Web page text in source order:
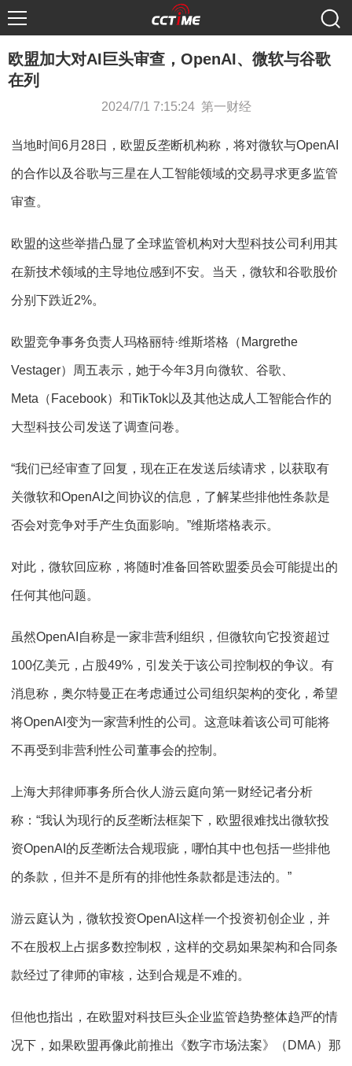
欧盟加大对AI巨头审查，OpenAI、微软与谷歌
在列
2024/7/1 7:15:24 第一财经
当地时间6月28日，欧盟反垄断机构称，将对微软与OpenAI
的合作以及谷歌与三星在人工智能领域的交易寻求更多监管
审查。
欧盟的这些举措凸显了全球监管机构对大型科技公司利用其
在新技术领域的主导地位感到不安。当天，微软和谷歌股价
分别下跌近2%。
欧盟竞争事务负责人玛格丽特·维斯塔格（Margrethe
Vestager）周五表示，她于今年3月向微软、谷歌、
Meta（Facebook）和TikTok以及其他达成人工智能合作的
大型科技公司发送了调查问卷。
“我们已经审查了回复，现在正在发送后续请求，以获取有
关微软和OpenAI之间协议的信息，了解某些排他性条款是
否会对竞争对手产生负面影响。”维斯塔格表示。
对此，微软回应称，将随时准备回答欧盟委员会可能提出的
任何其他问题。
虽然OpenAI自称是一家非营利组织，但微软向它投资超过
100亿美元，占股49%，引发关于该公司控制权的争议。有
消息称，奥尔特曼正在考虑通过公司组织架构的变化，希望
将OpenAI变为一家营利性的公司。这意味着该公司可能将
不再受到非营利性公司董事会的控制。
上海大邦律师事务所合伙人游云庭向第一财经记者分析
称：“我认为现行的反垄断法框架下，欧盟很难找出微软投
资OpenAI的反垄断法合规瑕疵，哪怕其中也包括一些排他
的条款，但并不是所有的排他性条款都是违法的。”
游云庭认为，微软投资OpenAI这样一个投资初创企业，并
不在股权上占据多数控制权，这样的交易如果架构和合同条
款经过了律师的审核，达到合规是不难的。
但他也指出，在欧盟对科技巨头企业监管趋势整体趋严的情
况下，如果欧盟再像此前推出《数字市场法案》（DMA）那